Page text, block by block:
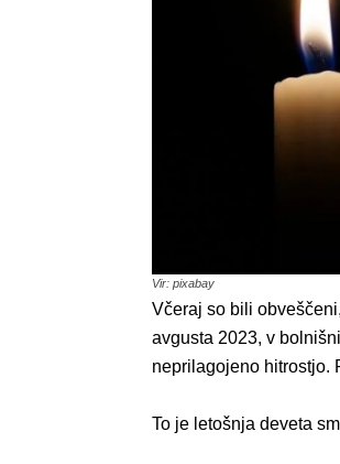
Vir: pixabay
Včeraj so bili
avgusta 2023, v
neprilagojeno hitrostjo.
To je letošnja deveta